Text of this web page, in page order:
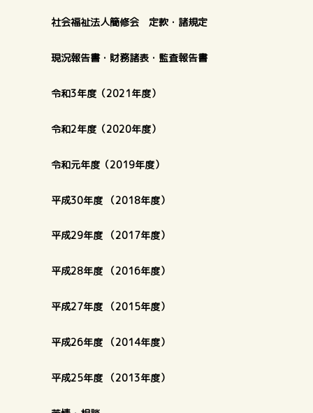
社会福祉法人簡修会 定款・諸規定
現況報告書・財務諸表・監査報告書
令和3年度（2021年度）
令和2年度（2020年度）
令和元年度（2019年度）
平成30年度 （2018年度）
平成29年度 （2017年度）
平成28年度 （2016年度）
平成27年度 （2015年度）
平成26年度 （2014年度）
平成25年度 （2013年度）